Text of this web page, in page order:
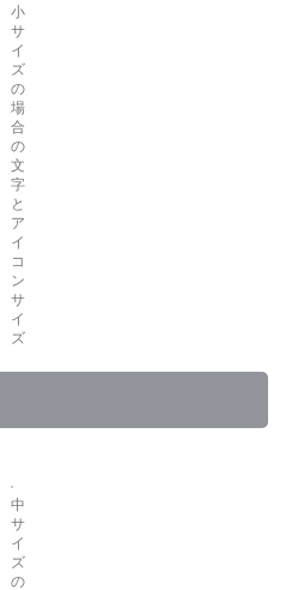
小
サ
イ
ズ
の
場
合
の
文
字
と
ア
イ
コ
ン
サ
イ
ズ
中
サ
イ
ズ
の